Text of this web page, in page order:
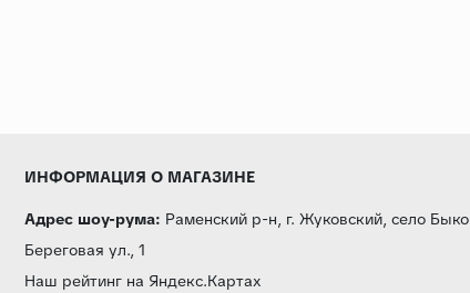
ИНФОРМАЦИЯ О МАГАЗИНЕ
Адрес шоу-рума: Раменский р-н, г. Жуковский, село
Береговая ул., 1
Наш рейтинг на Яндекс.Картах